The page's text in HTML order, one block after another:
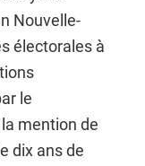
Nouvelle-
électorales à
le
mention de
dix ans de